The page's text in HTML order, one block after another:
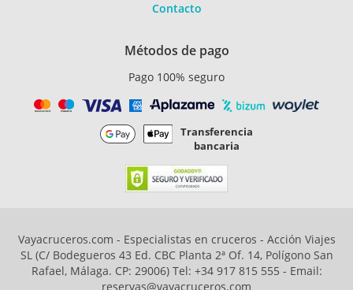
Contacto
Métodos de pago
Pago 100% seguro
Transferencia
bancaria
Vayacruceros.com - Especialistas en cruceros - Acción Viajes
SL (C/ Bodegueros 43 Ed. CBC Planta 2ª Of. 14, Polígono San
Rafael, Málaga. CP: 29006) Tel: +34 917 815 555 - Email:
reservas@vayacruceros.com